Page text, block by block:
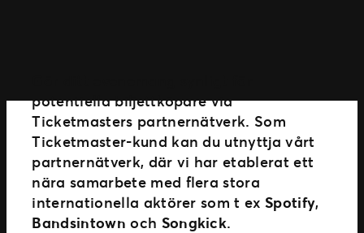
potentiella biljettköpare via
Ticketmasters partnernätverk. Som
Ticketmaster-kund kan du utnyttja vårt
partnernätverk, där vi har etablerat ett
nära samarbete med flera stora
internationella aktörer som t exSpotify,
Bandsintownoch Songkick.